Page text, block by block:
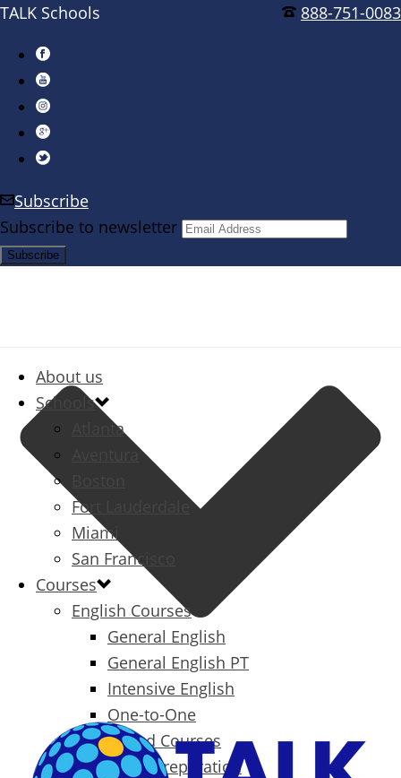
888-751-0083
TALK Schools
Subscribe
Subscribe to newsletter
About us
Schools
Atlanta
Aventura
Fort Lauderdale
Miami
San Francisco
Courses
English Courses
General English
General English PT
Intensive English
One-to-One
Specialized Courses
Exam Preparation